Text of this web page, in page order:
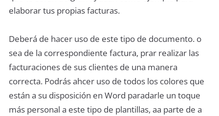
elaborar tus propias facturas.
Deberá de hacer uso de este tipo de documento. o
sea de la correspondiente factura, prar realizar las
facturaciones de sus clientes de una manera
correcta. Podrás ahcer uso de todos los colores que
están a su disposición en Word paradarle un toque
más personal a este tipo de plantillas, aa parte de a